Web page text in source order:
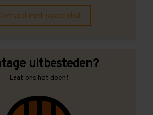
met specialist
uitbesteden?
Laat ons het doen!